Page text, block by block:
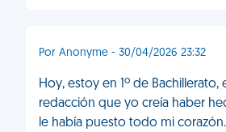
Por Anonyme - 30/04/2026 23:32
Hoy, estoy en 1º de
redacción que yo creía haber
le había puesto todo mi